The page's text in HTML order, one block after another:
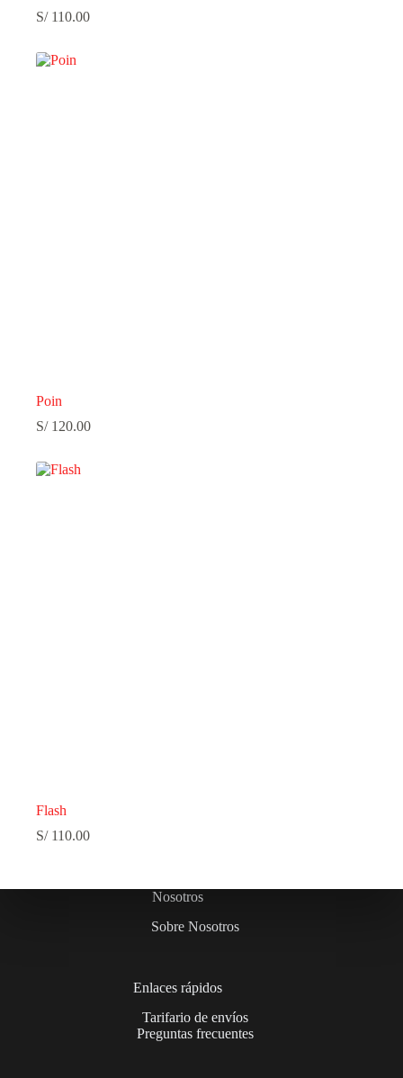
S/110.00
Poin
S/120.00
Flash
S/110.00
Nosotros
Sobre Nosotros
Enlaces rápidos
Tarifario de envíos
Preguntas frecuentes